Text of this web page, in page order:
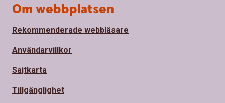
Om webbplatsen
Rekommenderade webbläsare
Användarvillkor
Sajtkarta
Tillgänglighet